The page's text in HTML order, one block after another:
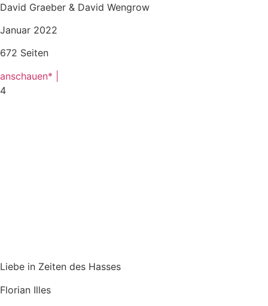
David Graeber & David Wengrow
Januar 2022
672 Seiten
anschauen* |
4
Liebe in Zeiten des Hasses
Florian Illes